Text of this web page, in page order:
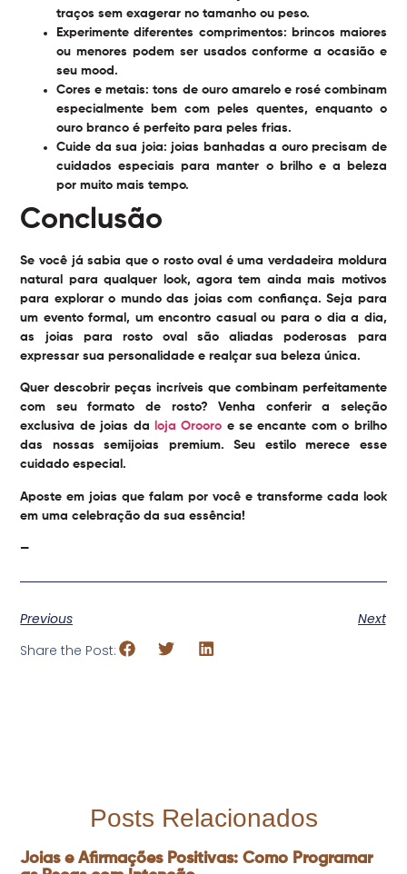
traços sem exagerar no tamanho ou peso.
Experimente diferentes comprimentos: brincos maiores
ou menores podem ser usados conforme a ocasião e
seu mood.
Cores e metais: tons de ouro amarelo e rosé combinam
especialmente bem com peles quentes, enquanto o
ouro branco é perfeito para peles frias.
Cuide da sua joia: joias banhadas a ouro precisam de
cuidados especiais para manter o brilho e a beleza
por muito mais tempo.
Conclusão
Se você já sabia que o rosto oval é uma verdadeira moldura
natural para qualquer look, agora tem ainda mais motivos
para explorar o mundo das joias com confiança. Seja para
um evento formal, um encontro casual ou para o dia a dia,
as joias para rosto oval são aliadas poderosas para
expressar sua personalidade e realçar sua beleza única.
Quer descobrir peças incríveis que combinam perfeitamente
com seu formato de rosto? Venha conferir a seleção
exclusiva de joias da
loja Orooro e se encante com o brilho
das nossas semijoias premium. Seu estilo merece esse
cuidado especial.
Aposte em joias que falam por você e transforme cada look
em uma celebração da sua essência!
—
Previous
Next
Share the Post:
Posts Relacionados
Joias e Afirmações Positivas: Como Programar